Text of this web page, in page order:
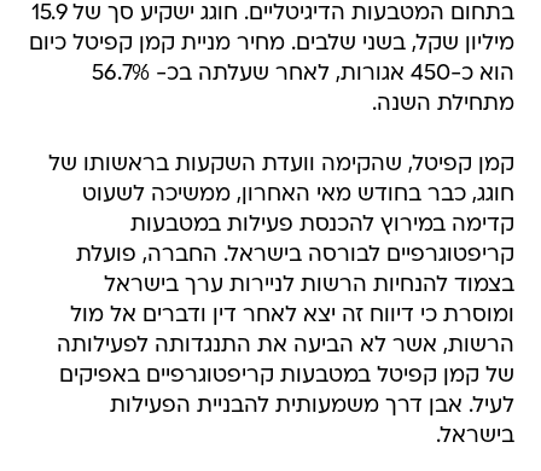
בתחום המטבעות הדיגיטליים. חוגג ישקיע סך של 15.9
מיליון שקל, בשני שלבים. מחיר מניית קמן קפיטל כיום
הוא כ-450 אגורות, לאחר שעלתה בכ- 56.7%
מתחילת השנה.
קמן קפיטל, שהקימה וועדת השקעות בראשותו של
חוגג, כבר בחודש מאי האחרון, ממשיכה לשעוט
קדימה במירוץ להכנסת פעילות במטבעות
קריפטוגרפיים לבורסה בישראל. החברה, פועלת
בצמוד להנחיות הרשות לניירות ערך בישראל
ומוסרת כי דיווח זה יצא לאחר דין ודברים אל מול
הרשות, אשר לא הביעה את התנגדותה לפעילותה
של קמן קפיטל במטבעות קריפטוגרפיים באפיקים
לעיל. אבן דרך משמעותית להבניית הפעילות
בישראל.